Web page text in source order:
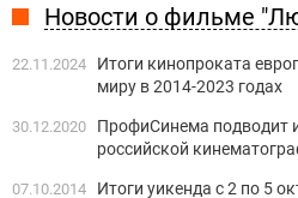
Новости о фильме
22.11.2024
Итоги кинопроката
миру в 2014-2023 годах
30.12.2020
ПрофиСинема подводит
российской
07.10.2014
Итоги уикенда c 2 по 5